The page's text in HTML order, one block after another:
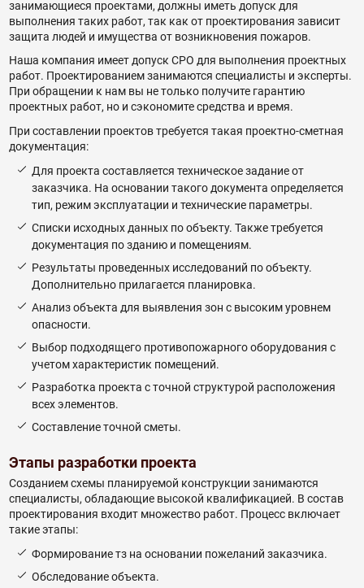
занимающиеся проектами, должны иметь допуск для
выполнения таких работ, так как от проектирования зависит
защита людей и имущества от возникновения пожаров.
Наша компания имеет допуск СРО для выполнения проектных
работ. Проектированием занимаются специалисты и эксперты.
При обращении к нам вы не только получите гарантию
проектных работ, но и сэкономите средства и время.
При составлении проектов требуется такая проектно-сметная
документация:
Для проекта составляется техническое задание от
заказчика. На основании такого документа определяется
тип, режим эксплуатации и технические параметры.
Списки исходных данных по объекту. Также требуется
документация по зданию и помещениям.
Результаты проведенных исследований по объекту.
Дополнительно прилагается планировка.
Анализ объекта для выявления зон с высоким уровнем
опасности.
Выбор подходящего противопожарного оборудования с
учетом характеристик помещений.
Разработка проекта с точной структурой расположения
всех элементов.
Составление точной сметы.
Этапы разработки проекта
Созданием схемы планируемой конструкции занимаются
специалисты, обладающие высокой квалификацией. В состав
проектирования входит множество работ. Процесс включает
такие этапы:
Формирование тз на основании пожеланий заказчика.
Обследование объекта.